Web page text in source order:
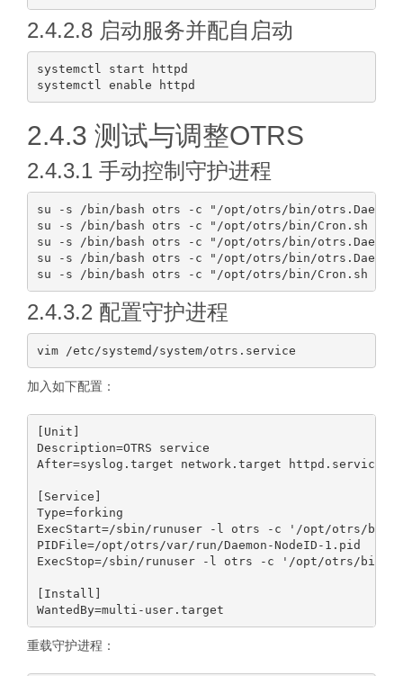
2.4.2.8 启动服务并配自启动
systemctl start httpd
2.4.3 测试与调整OTRS
2.4.3.1 手动控制守护进程
su -s /bin/bash otrs -c "/opt/otrs/bin/
su -s /bin/bash otrs -c "/opt/otrs/bin/Cron.sh
su -s /bin/bash otrs -c "/opt/otrs/bin/
su -s /bin/bash otrs -c "/opt/otrs/bin/
2.4.3.2 配置守护进程
加入如下配置：
[Unit]
Description=OTRS service
After=syslog.target network.target httpd.service
[Service]
Type=forking
ExecStart=/sbin/runuser -l otrs -c '/opt/otrs/
PIDFile=/opt/otrs/var/run/Daemon-NodeID-1.pid
ExecStop=/sbin/runuser -l otrs -c '/opt/otrs/bin/
[Install]
重载守护进程：